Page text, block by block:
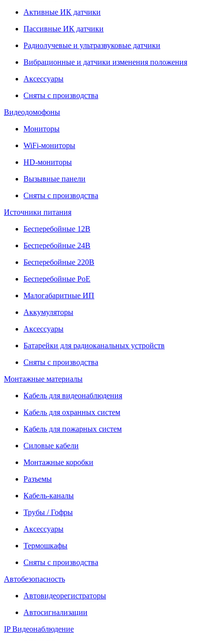
Активные ИК датчики
Пассивные ИК датчики
Радиолучевые и ультразвуковые датчики
Вибрационные и датчики изменения положения
Аксессуары
Сняты с производства
Видеодомофоны
Мониторы
WiFi-мониторы
HD-мониторы
Вызывные панели
Сняты с производства
Источники питания
Бесперебойные 12В
Бесперебойные 24В
Бесперебойные 220В
Бесперебойные PoE
Малогабаритные ИП
Аккумуляторы
Аксессуары
Батарейки для радиоканальных устройств
Сняты с производства
Монтажные материалы
Кабель для видеонаблюдения
Кабель для охранных систем
Кабель для пожарных систем
Силовые кабели
Монтажные коробки
Разъемы
Кабель-каналы
Трубы / Гофры
Аксессуары
Термошкафы
Сняты с производства
Автобезопасность
Автовидеорегистраторы
Автосигнализации
IP Видеонаблюдение